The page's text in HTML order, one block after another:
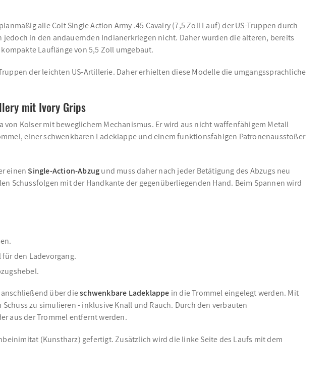
alle Colt Single Action Army .45 Cavalry (7,5 Zoll Lauf) der US-Truppen durch
jedoch in den andauernden Indianerkriegen nicht. Daher wurden die älteren, bereits
Lauflänge von 5,5 Zoll umgebaut.
der leichten US-Artillerie. Daher erhielten diese Modelle die umgangssprachliche
mit Ivory Grips
Kolser mit beweglichem Mechanismus. Er wird aus nicht waffenfähigem Metall
einer schwenkbaren Ladeklappe und einem funktionsfähigen Patronenausstoßer
einenSingle-Action-Abzugund muss daher nach jeder Betätigung des Abzugs neu
Schussfolgen mit der Handkante der gegenüberliegenden Hand. Beim Spannen wird
den Ladevorgang.
über dieschwenkbare Ladeklappe in die Trommel eingelegt werden. Mit
zu simulieren - inklusive Knall und Rauch. Durch den verbauten
aus der Trommel entfernt werden.
(Kunstharz) gefertigt. Zusätzlich wird die linke Seite des Laufs mit dem